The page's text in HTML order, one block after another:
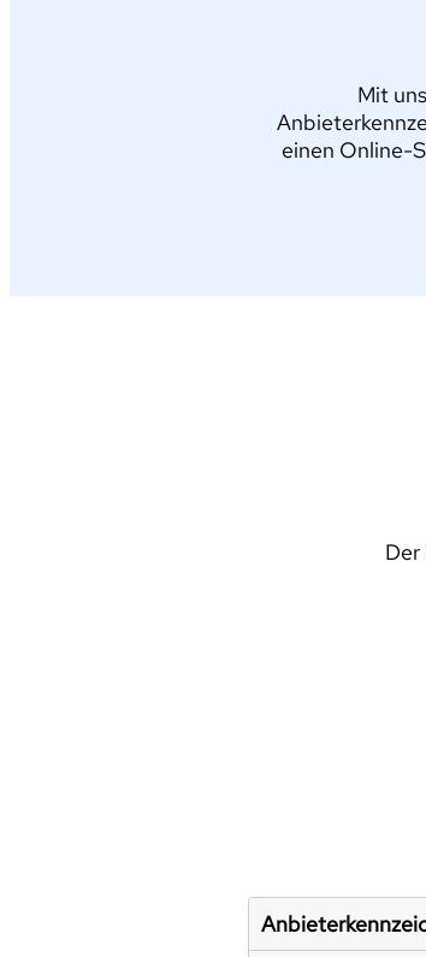
Mit
einen Online-